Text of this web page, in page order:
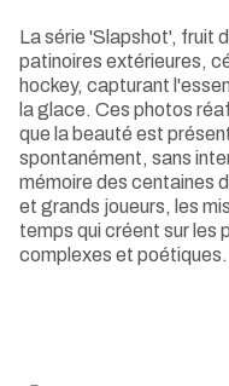
La série 'Slapshot', fruit
patinoires extérieures,
hockey, capturant
la glace. Ces photos
que la beauté est
spontanément, sans
mémoire des centaines
et grands joueurs, les
temps qui créent sur les
complexes et poétiques.